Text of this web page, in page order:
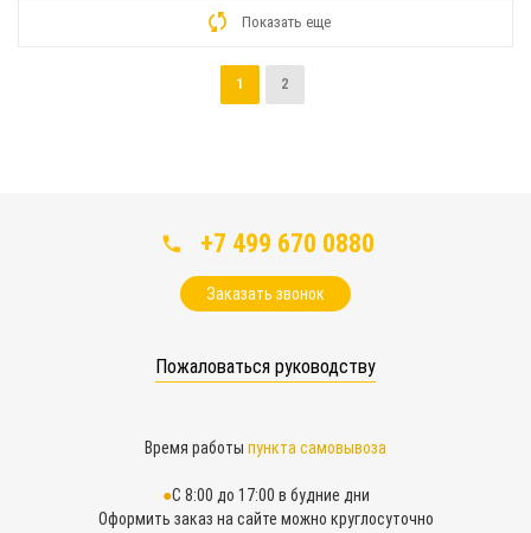
Показать еще
1 2
+7 499 670 0880
Заказать звонок
Пожаловаться руководству
Время работы пункта самовывоза
С 8:00 до 17:00 в будние дни
Оформить заказ на сайте можно круглосуточно